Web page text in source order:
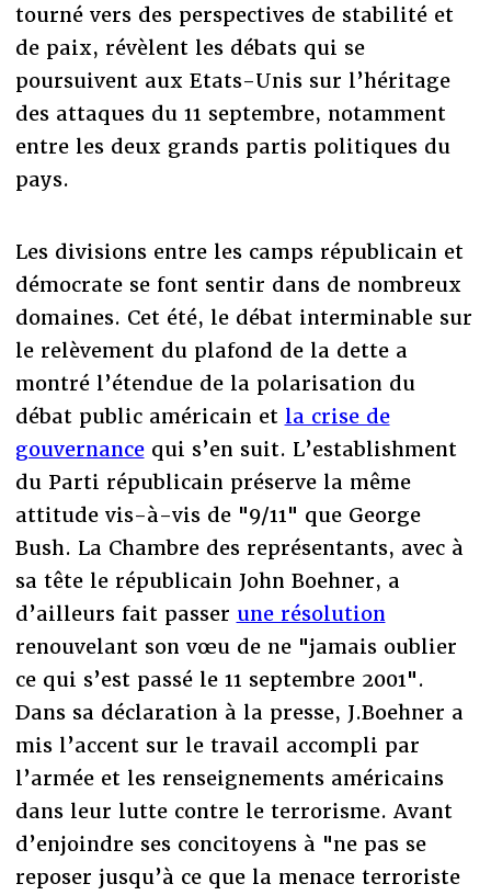
tourné vers des perspectives de stabilité et
de paix, révèlent les débats qui se
poursuivent aux Etats-Unis sur l’héritage
des attaques du 11 septembre, notamment
entre les deux grands partis politiques du
pays.
Les divisions entre les camps républicain et
démocrate se font sentir dans de nombreux
domaines. Cet été, le débat interminable sur
le relèvement du plafond de la dette a
montré l’étendue de la polarisation du
débat public américain et la crise de
gouvernancequi s’en suit. L’establishment
du Parti républicain préserve la même
attitude vis-à-vis de "9/11" que George
Bush. La Chambre des représentants, avec à
sa tête le républicain John Boehner, a
d’ailleurs fait passer une résolution
renouvelant son vœu de ne "jamais oublier
ce qui s’est passé le 11 septembre 2001".
Dans sa déclaration à la presse, J.Boehner a
mis l’accent sur le travail accompli par
l’armée et les renseignements américains
dans leur lutte contre le terrorisme. Avant
d’enjoindre ses concitoyens à "ne pas se
reposer jusqu’à ce que la menace terroriste